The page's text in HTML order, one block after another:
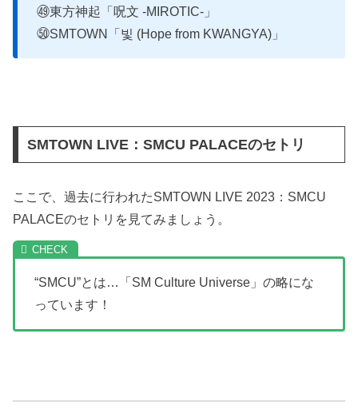
㊾東方神起「呪文 -MIROTIC-」
㊿SMTOWN「빛 (Hope from KWANGYA)」
SMTOWN LIVE：SMCU PALACEのセトリ
ここで、過去に行われたSMTOWN LIVE 2023：SMCU
PALACEのセトリを見てみましょう。
“SMCU”とは…「SM Culture Universe」の略にな
っています！